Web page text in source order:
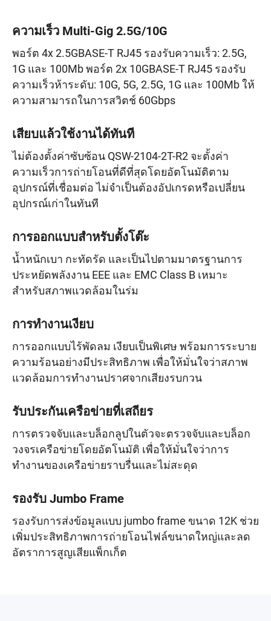
ความเร็ว Multi-Gig 2.5G/10G
พอร์ต 4x 2.5GBASE-T RJ45 รองรับความเร็ว: 2.5G,
1G และ 100Mb พอร์ต 2x 10GBASE-T RJ45 รองรับ
ความเร็วห้าระดับ: 10G, 5G, 2.5G, 1G และ 100Mb ให้
ความสามารถในการสวิตช์ 60Gbps
เสียบแล้วใช้งานได้ทันที
ไม่ต้องตั้งค่าซับซ้อน QSW-2104-2T-R2 จะตั้งค่า
ความเร็วการถ่ายโอนที่ดีที่สุดโดยอัตโนมัติตาม
อุปกรณ์ที่เชื่อมต่อ ไม่จำเป็นต้องอัปเกรดหรือเปลี่ยน
อุปกรณ์เก่าในทันที
การออกแบบสำหรับตั้งโต๊ะ
น้ำหนักเบา กะทัดรัด และเป็นไปตามมาตรฐานการ
ประหยัดพลังงาน EEE และ EMC Class B เหมาะ
สำหรับสภาพแวดล้อมในร่ม
การทำงานเงียบ
การออกแบบไร้พัดลม เงียบเป็นพิเศษ พร้อมการระบาย
ความร้อนอย่างมีประสิทธิภาพ เพื่อให้มั่นใจว่าสภาพ
แวดล้อมการทำงานปราศจากเสียงรบกวน
รับประกันเครือข่ายที่เสถียร
การตรวจจับและบล็อกลูปในตัวจะตรวจจับและบล็อก
วงจรเครือข่ายโดยอัตโนมัติ เพื่อให้มั่นใจว่าการ
ทำงานของเครือข่ายราบรื่นและไม่สะดุด
รองรับ Jumbo Frame
รองรับการส่งข้อมูลแบบ jumbo frame ขนาด 12K ช่วย
เพิ่มประสิทธิภาพการถ่ายโอนไฟล์ขนาดใหญ่และลด
อัตราการสูญเสียแพ็กเก็ต